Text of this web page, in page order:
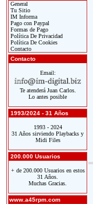
General
Tu Sitio
IM Informa
Pago con Paypal
Formas de Pago
Política De Privacidad
Política De Cookies
Contacto
Contacto
Email:
Te atenderá Juan Carlos.
Lo antes posible
1993/2024 - 31 Años
1993 - 2024
31 Años sirviendo Playbacks y
Midi Files
200.000 Usuarios
+ de 200.000 Usuarios en estos
31 Años.
Muchas Gracias.
www.a45rpm.com